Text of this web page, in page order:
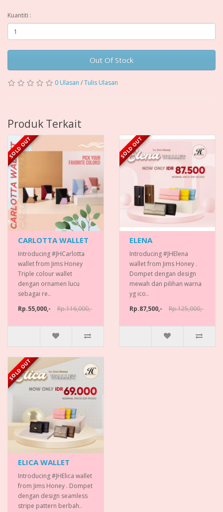
Kuantiti :
Out Of Stock
0 Ulasan /Tulis Ulasan
Produk Terkait
SOLD OUT
CARLOTTA WALLET
Introducing #JHCarlotta
wallet from Jims Honey
Triple colour wallet
dengan ornamen lucu
sebagai re..
Rp.55,000,-
Rp.116,000,-
SOLD OUT
ELENA
Introducing #JHElena
wallet from Jims Honey .
Dompet dengan design
mewah dan pilihan warna
yg ico..
Rp.87,500,-
Rp.125,000,-
SOLD OUT
ELICA WALLET
Introducing #JHElica wallet
from Jims Honey . Dompet
dengan design seamless
stripe pattern berbah..